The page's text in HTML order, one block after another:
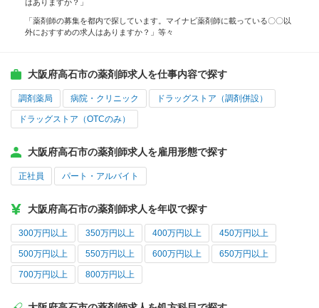
はありますか？」
「薬剤師の募集を都内で探しています。マイナビ薬剤師に載っている〇〇以
外におすすめの求人はありますか？」等々
大阪府高石市の薬剤師求人を仕事内容で探す
調剤薬局 病院・クリニック ドラッグストア（調剤併設）
ドラッグストア（OTCのみ）
大阪府高石市の薬剤師求人を雇用形態で探す
正社員 パート・アルバイト
大阪府高石市の薬剤師求人を年収で探す
300万円以上 350万円以上 400万円以上 450万円以上
500万円以上 550万円以上 600万円以上 650万円以上
700万円以上 800万円以上